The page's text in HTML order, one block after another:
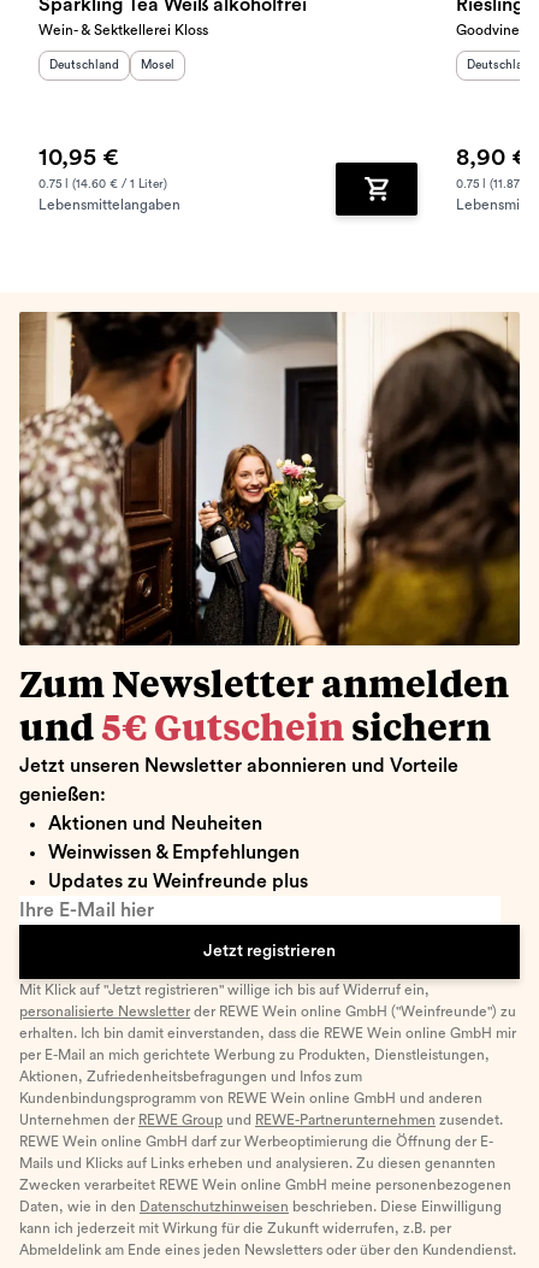
Sparkling Tea Weiß alkoholfrei
Wein- & Sektkellerei Kloss
Herkunftsland
Deutschland Herkunftsregion
Mosel
10,95 €
0.75 l (14.60 € / 1 Liter)
Lebensmittelangaben Zum Warenkorb
Riesling
Goodvines
Deutschland
8,90 €
0.75 l (11.87 €
Zum Newsletter anmelden
und 5€ Gutschein sichern
Jetzt unseren Newsletter abonnieren und Vorteile
genießen:
Aktionen und Neuheiten
Weinwissen & Empfehlungen
Updates zu Weinfreunde plus
Ihre E-Mail hier
Jetzt registrieren
Mit Klick auf "Jetzt registrieren" willige ich bis auf Widerruf ein,
personalisierte Newsletter der REWE Wein online GmbH ("Weinfreunde") zu
erhalten. Ich bin damit einverstanden, dass die REWE Wein online GmbH mir
per E-Mail an mich gerichtete Werbung zu Produkten, Dienstleistungen,
Aktionen, Zufriedenheitsbefragungen und Infos zum
Kundenbindungsprogramm von REWE Wein online GmbH und anderen
Unternehmen der REWE Group und REWE-Partnerunternehmen zusendet.
REWE Wein online GmbH darf zur Werbeoptimierung die Öffnung der E-
Mails und Klicks auf Links erheben und analysieren. Zu diesen genannten
Zwecken verarbeitet REWE Wein online GmbH meine personenbezogenen
Daten, wie in den Datenschutzhinweisen beschrieben. Diese Einwilligung
kann ich jederzeit mit Wirkung für die Zukunft widerrufen, z.B. per
Abmeldelink am Ende eines jeden Newsletters oder über den Kundendienst.